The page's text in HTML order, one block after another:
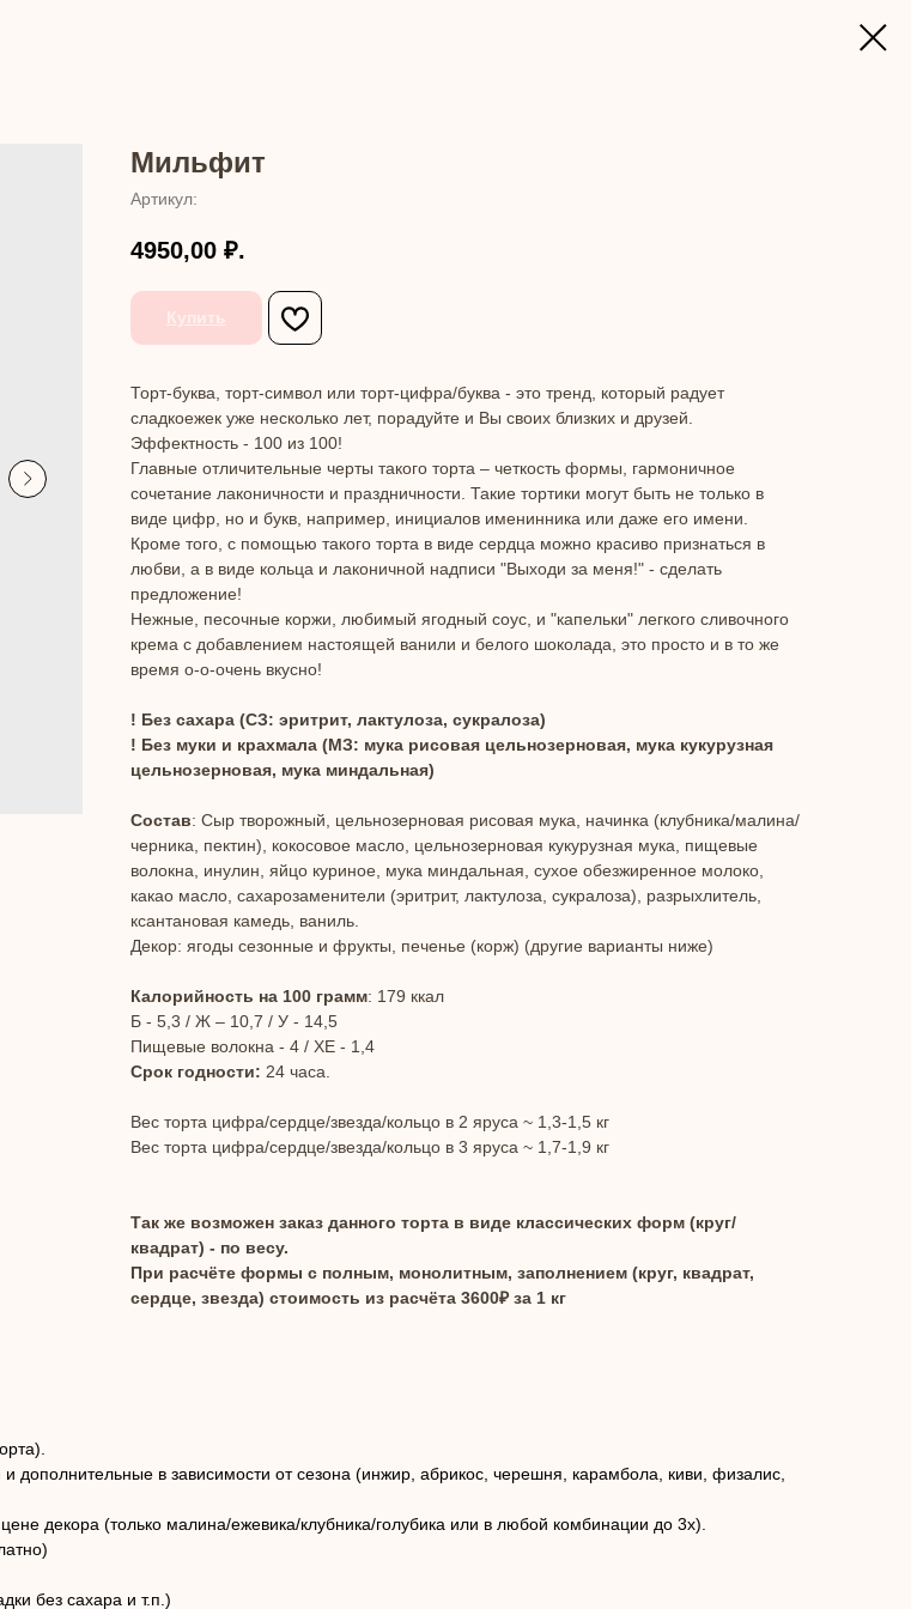
Мильфит
Артикул:
4950,00 ₽.
Торт-буква, торт-символ или торт-цифра/буква - это тренд, который радует
сладкоежек уже несколько лет, порадуйте и Вы своих близких и друзей.
Эффектность - 100 из 100!
Главные отличительные черты такого торта – четкость формы, гармоничное
сочетание лаконичности и праздничности. Такие тортики могут быть не только в
виде цифр, но и букв, например, инициалов именинника или даже его имени.
Кроме того, с помощью такого торта в виде сердца можно красиво признаться в
любви, а в виде кольца и лаконичной надписи "Выходи за меня!" - сделать
предложение!
Нежные, песочные коржи, любимый ягодный соус, и "капельки" легкого сливочного
крема с добавлением настоящей ванили и белого шоколада, это просто и в то же
время о-о-очень вкусно!
! Без сахара (СЗ: эритрит, лактулоза, сукралоза)
! Без муки и крахмала (МЗ: мука рисовая цельнозерновая, мука кукурузная
цельнозерновая, мука миндальная)
Состав: Сыр творожный, цельнозерновая рисовая мука, начинка (клубника/малина/
черника, пектин), кокосовое масло, цельнозерновая кукурузная мука, пищевые
волокна, инулин, яйцо куриное, мука миндальная, сухое обезжиренное молоко,
какао масло, сахарозаменители (эритрит, лактулоза, сукралоза), разрыхлитель,
ксантановая камедь, ваниль.
Декор: ягоды сезонные и фрукты, печенье (корж) (другие варианты ниже)
Калорийность на 100 грамм: 179 ккал
Б - 5,3 / Ж – 10,7 / У - 14,5
Пищевые волокна - 4 / ХЕ - 1,4
Срок годности: 24 часа.
Вес торта цифра/сердце/звезда/кольцо в 2 яруса ~ 1,3-1,5 кг
Вес торта цифра/сердце/звезда/кольцо в 3 яруса ~ 1,7-1,9 кг
Так же возможен заказ данного торта в виде классических форм (круг/
квадрат) - по весу.
При расчёте формы с полным, монолитным, заполнением (круг, квадрат,
сердце, звезда) стоимость из расчёта 3600₽ за 1 кг
дополнительные в зависимости от сезона (инжир, абрикос, черешня, карамбола, киви, физалис,
декора (только малина/ежевика/клубника/голубика или в любой комбинации до 3х).
без сахара и т.п.)